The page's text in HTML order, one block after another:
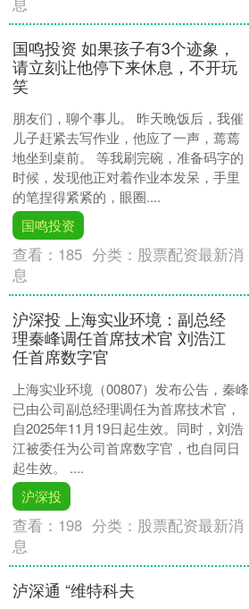
国鸣投资 如果孩子有3个迹象，
请立刻让他停下来休息，不开玩
笑
朋友们，聊个事儿。 昨天晚饭后，我催
儿子赶紧去写作业，他应了一声，蔫蔫
地坐到桌前。 等我刷完碗，准备码字的
时候，发现他正对着作业本发呆，手里
的笔捏得紧紧的，眼圈....
国鸣投资
查看： 185 分类： 股票配资最新消
息
沪深投 上海实业环境：副总经
理秦峰调任首席技术官 刘浩江
任首席数字官
上海实业环境（00807）发布公告，秦峰
已由公司副总经理调任为首席技术官，
自2025年11月19日起生效。同时，刘浩
江被委任为公司首席数字官，也自同日
起生效。 ....
沪深投
查看： 198 分类： 股票配资最新消
息
泸深通 “维特科夫